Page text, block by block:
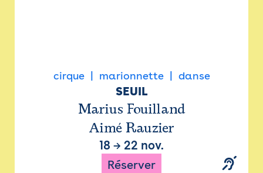
cirque marionnette danse
SEUIL
Marius Fouilland
Aimé Rauzier
18 → 22 nov.
Réserver